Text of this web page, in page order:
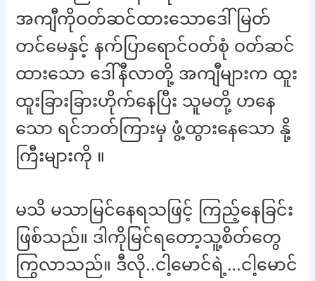
အကျီကိုဝတ်ဆင်ထားသောဒေါ်မြတ်
တင်မေနှင့် နက်ပြာရောင်ဝတ်စုံ ဝတ်ဆင်
ထားသော ဒေါ်နီလာတို့ အကျီများက ထူး
ထူးခြားခြားဟိုက်နေပြီး သူမတို့ ဟနေ
သော ရင်ဘတ်ကြားမှ ဖွံ့ထွားနေသော နို့
ကြီးများကို ။
မသိ မသာမြင်နေရသဖြင့် ကြည့်နေခြင်း
ဖြစ်သည်။ ဒါကိုမြင်ရတော့သူ့စိတ်တွေ
ကြွလာသည်။ ဒီလို..ငါ့မောင်ရဲ့…ငါ့မောင်